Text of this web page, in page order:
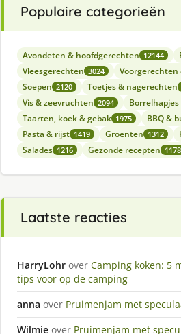
Populaire categorieën
Avondeten & hoofdgerechten 12144
Vleesgerechten 3024 Voorgerechten
Soepen 2120 Toetjes & nagerechten
Vis & zeevruchten 2094
Taarten, koek & gebak 1975 BBQ &
Pasta & rijst 1419 Groenten 1312
Salades 1216 Gezonde recepten 1178
Laatste reacties
HarryLohr over Camping koken: 5
tips voor op de camping
anna over Pruimenjam met
Wilmie over Pruimenjam met